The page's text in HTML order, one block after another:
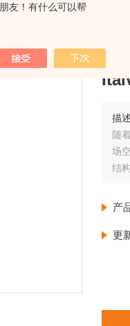
友！有什么可以帮
位置： 首页 >产品展示
描
随
场
结
产
更